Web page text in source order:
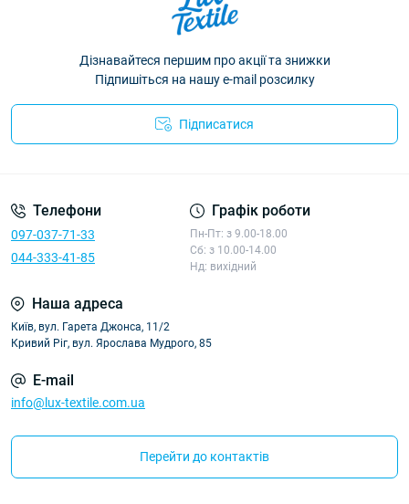
Дізнавайтеся першим про акції та знижки
Підпишіться на нашу e-mail розсилку
Підписатися
Телефони
097-037-71-33
044-333-41-85
Графік роботи
Пн-Пт: з 9.00-18.00
Сб: з 10.00-14.00
Нд: вихідний
Наша адреса
Київ, вул. Гарета Джонса, 11/2
Кривий Ріг, вул. Ярослава Мудрого, 85
E-mail
info@lux-textile.com.ua
Перейти до контактів